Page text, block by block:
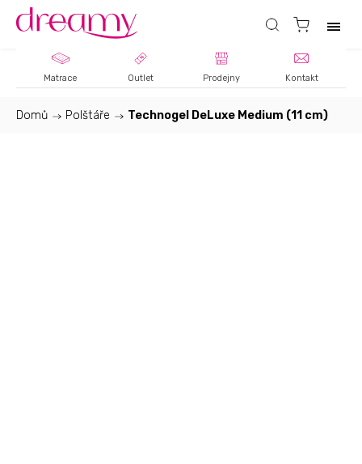
Matrace Outlet Prodejny Kontakt
Domů / Polštáře / Technogel DeLuxe Medium (11 cm)